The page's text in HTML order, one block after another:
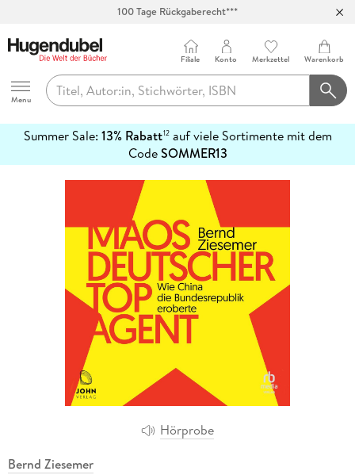
100 Tage Rückgaberecht***
Hugendubel
Menu
Filiale Konto Merkzettel Warenkorb
Summer Sale: 13% Rabatt12auf viele Sortimente mit dem
CodeSOMMER13
erfahren
Hörprobe
Bernd Ziesemer